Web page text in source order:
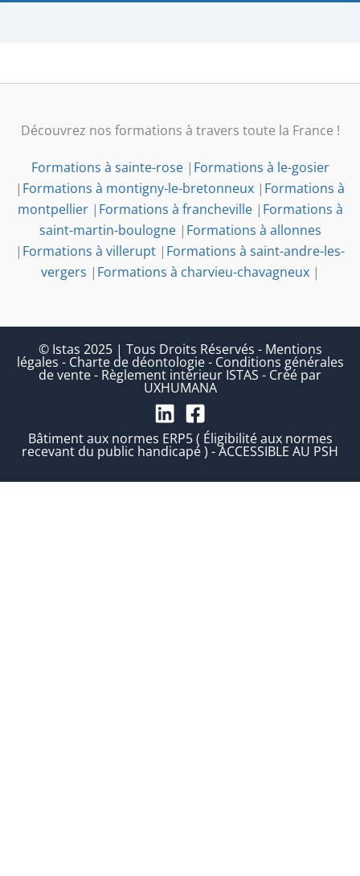
Découvrez nos formations à travers toute la France !
Formations à sainte-rose| Formations à le-gosier
| Formations à montigny-le-bretonneux | Formations à
montpellier| Formations à francheville| Formations à
saint-martin-boulogne| Formations à allonnes
| Formations à villerupt | Formations à saint-andre-les-
vergers | Formations à charvieu-chavagneux|
© Istas 2025 | Tous Droits Réservés - Mentions
légales - Charte de déontologie- Conditions générales
de vente- Règlement intérieur ISTAS - Créé par
UXHUMANA
Bâtiment aux normes ERP5 ( Éligibilité aux normes
recevant du public handicapé ) - ACCESSIBLE AU PSH